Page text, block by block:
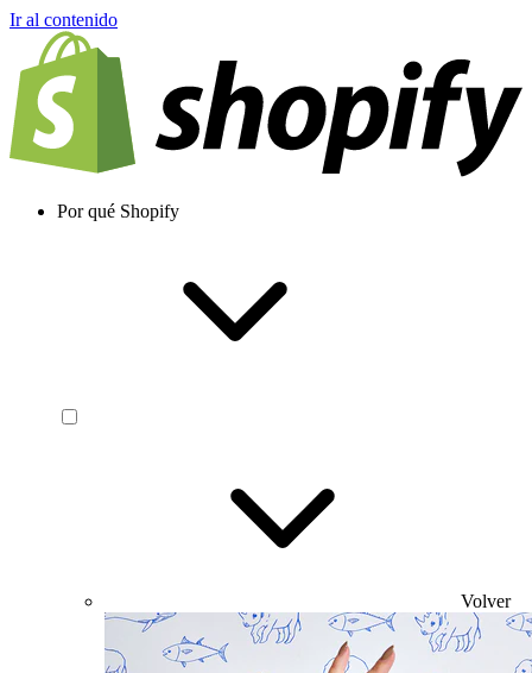
Ir al contenido
Por qué Shopify
Volver